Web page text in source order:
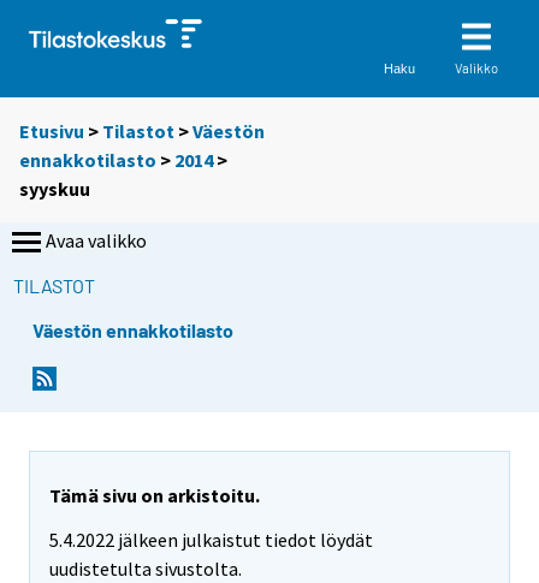
Haku Valikko
Etusivu > Tilastot >Väestön
ennakkotilasto > 2014>
syyskuu
Avaa valikko
TILASTOT
Väestön ennakkotilasto
Tämä sivu on arkistoitu.
5.4.2022 jälkeen julkaistut tiedot löydät
uudistetulta sivustolta.